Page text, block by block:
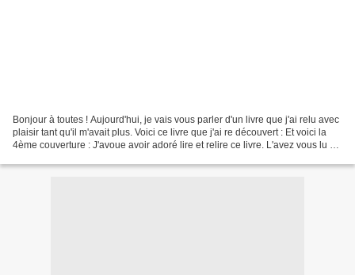
Bonjour à toutes ! Aujourd'hui, je vais vous parler d'un livre que j'ai relu avec
plaisir tant qu'il m'avait plus. Voici ce livre que j'ai re découvert : Et voici la
4ème couverture : J'avoue avoir adoré lire et relire ce livre. L'avez vous lu ?